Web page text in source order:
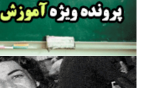
فوتبال و آن «بالا»!
راهبرد غافلگیری با نسل جدید پهپاد‌ها
جنجال پزشکان تقلبی در صنعت زیبایی
یهودی‌ها در ادبیات داستانی اروپا؛ از شکسپیر تا دیکنز